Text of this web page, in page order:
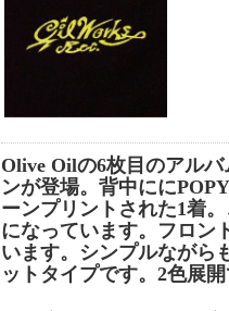
Olive Oilの6枚目のアル
ンが登場。背中にに
ーンプリントされた1着
になっています。フロン
います。シンプルながら
ットタイプです。2色展開